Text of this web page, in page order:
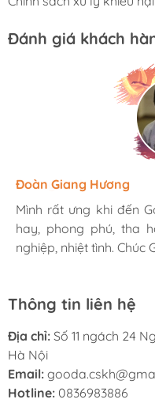
Đánh giá khách
Hương Suri
Mình rất ưng khi đến
hay, phong phú, tha
nghiệp, nhiệt tình.
Đoàn Giang Hương
Mình rất ưng khi đến
hay, phong phú, tha
nghiệp, nhiệt tình.
Ngọc Anh
Mình rất ưng khi đến
hay, phong phú, tha
nghiệp, nhiệt tình.
Thông tin liên hệ
Địa chỉ: Số 11 ngách 24
Hà Nội
Email:
Hotline: 0836983886